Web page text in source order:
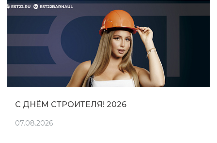
С ДНЁМ СТРОИТЕЛЯ! 2026
07.08.2026